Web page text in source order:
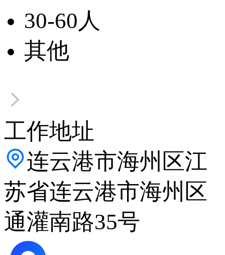
30-60人
其他
工作地址
连云港市海州区江
苏省连云港市海州区
通灌南路35号